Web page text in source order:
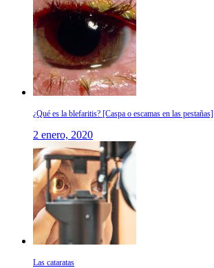
¿Qué es la blefaritis? [Caspa o escamas en las pestañas]
2 enero, 2020
Las cataratas